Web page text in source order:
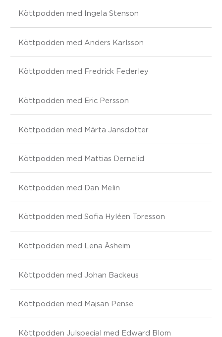
Köttpodden med Ingela Stenson
Köttpodden med Anders Karlsson
Köttpodden med Fredrick Federley
Köttpodden med Eric Persson
Köttpodden med Märta Jansdotter
Köttpodden med Mattias Dernelid
Köttpodden med Dan Melin
Köttpodden med Sofia Hyléen Toresson
Köttpodden med Lena Åsheim
Köttpodden med Johan Backeus
Köttpodden med Majsan Pense
Köttpodden Julspecial med Edward Blom